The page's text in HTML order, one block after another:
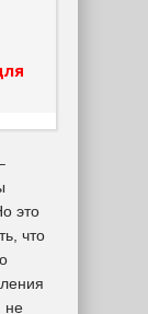
это
что
не